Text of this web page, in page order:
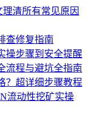
清所有常见原因
查修复指南
操步骤到安全提醒
流程与避坑全指南
？超详细步骤教程
流动性挖矿实操